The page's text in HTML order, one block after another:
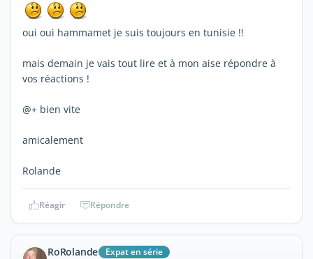
oui oui hammamet je suis toujours en tunisie !!
mais demain je vais tout lire et à mon aise répondre à
vos réactions !
@+ bien vite
amicalement
Rolande
Réagir Répondre
RoRolande Expat en série